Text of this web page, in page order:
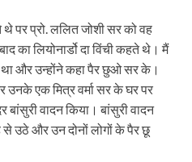
पर प्रो. ललित जोशी सर को वह
का लियोनार्डो दा विंची कहते थे। मैं
था और उन्होंने कहा पैर छुओ सर के।
एक मित्र वर्मा सर के घर पर
वादन किया। बांसुरी वादन
से उठे और उन दोनों लोगों के पैर छू